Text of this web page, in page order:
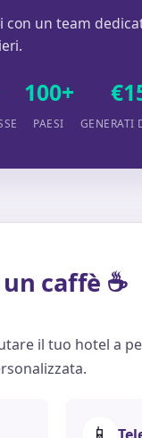
con un team
100+
PAESI GENERATI
caffè ☕
il tuo hotel a